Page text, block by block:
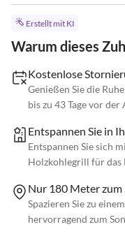
Erstellt mit KI
Warum dieses
Kostenlose
Genießen Sie die
bis zu 43 Tage vor der
Entspannen Sie in
Entspannen Sie sich
Holzkohlegrill für das
Nur 180 Meter zum
Spazieren Sie zu
hervorragend zum